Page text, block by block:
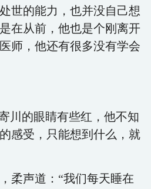
世的能力，也并没自己想
在从前，他也是个刚离开
师，他还有很多没有学会
川的眼睛有些红，他不知
感受，只能想到什么，就
柔声道：“我们每天睡在